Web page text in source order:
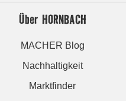
Über HORNBACH
MACHER Blog
Nachhaltigkeit
Marktfinder